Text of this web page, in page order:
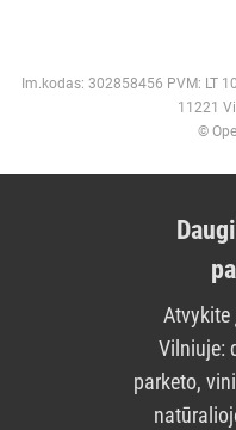
Im.kodas: 302858456 PVM: LT
11221
©
Atvykite
Vilniuje:
parketo,